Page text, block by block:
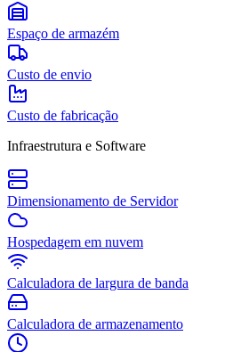
Espaço de armazém
Custo de envio
Custo de fabricação
Infraestrutura e Software
Dimensionamento de Servidor
Hospedagem em nuvem
Calculadora de largura de banda
Calculadora de armazenamento